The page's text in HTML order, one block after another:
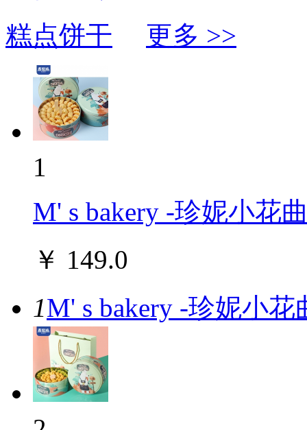
糕点饼干
更多 >>
1
M' s bakery -珍妮小花
￥ 149.0
1M' s bakery -珍妮小